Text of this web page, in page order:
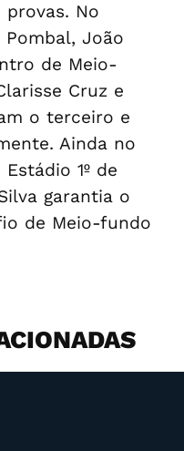
provas. No
João
de Meio-
Cruz e
o terceiro e
Ainda no
1º de
garantia o
de Meio-fundo